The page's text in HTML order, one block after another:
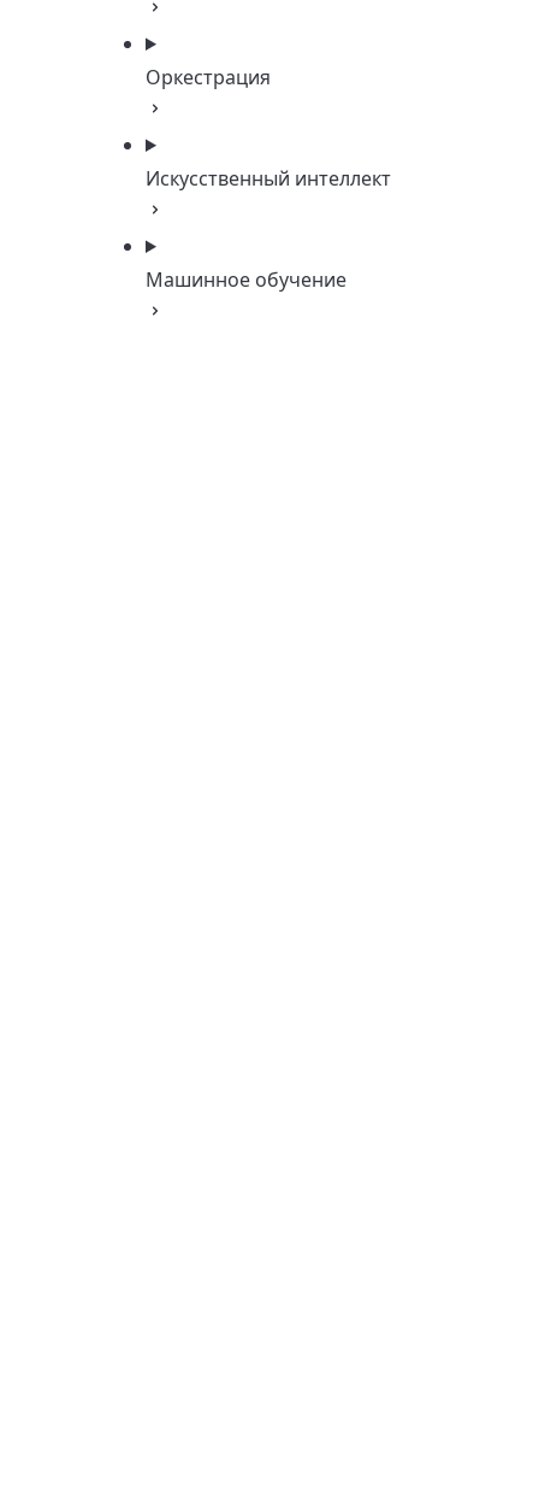
Оркестрация
Искусственный интеллект
Машинное обучение